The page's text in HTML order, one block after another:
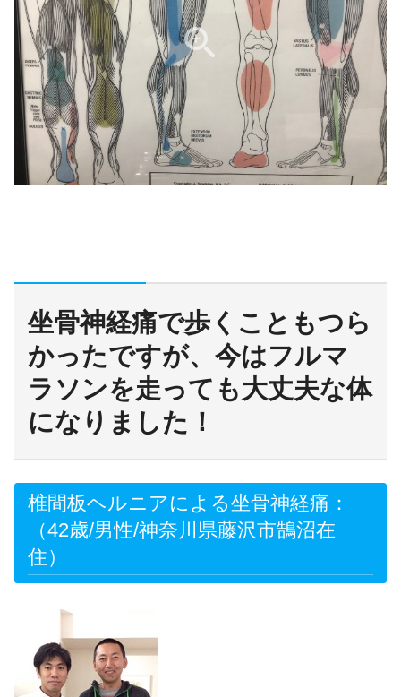
坐骨神経痛で歩くこともつら
かったですが、今はフルマ
ラソンを走っても大丈夫な体
になりました！
椎間板ヘルニアによる坐骨神経痛：
（42歳/男性/神奈川県藤沢市鵠沼在
住）